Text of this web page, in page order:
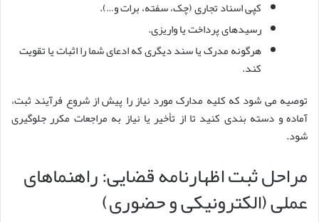
کپی اسناد تجاری (چک، سفته، برات و…).
رسیدهای پرداخت یا واریزی.
هرگونه مدرک یا سند دیگری که ادعای شما را اثبات یا تقویت
کند.
توصیه می شود که کلیه مدارک مورد نیاز را پیش از شروع فرآیند ثبت،
آماده و دسته بندی کنید تا از تأخیر یا نیاز به مراجعات مکرر جلوگیری
شود.
مراحل ثبت اظهارنامه قضایی: راهنماهای
عملی (الکترونیکی و حضوری)